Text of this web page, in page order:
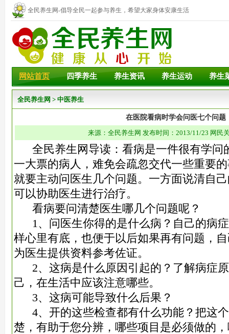
全民养生网-倡导全民一起参与养生，希望大家身体安康生活
幸福！
网站首页 四季养生 养生资讯 养生运动 养生
全民养生网 > 中医养生
在医院看病时学会问医七个问题
来源：全民养生网 发布时间：2013/11/23 网民
全民养生网导读：看病是一件很有学问
一大票的病人，难免会疏忽交代一些重要
就要主动问医生几个问题。一方面说清自
可以协助医生进行治疗。
看病要问清楚医生哪几个问题呢？
1、问医生你得的是什么病？自己的病
样心里有底，也便于以后如果再有问题，
为医生提供资料参考佐证。
2、这病是什么原因引起的？了解病症
己，在生活中应该注意哪些。
3、这病可能导致什么后果？
4、开的这些检查都有什么功能？把这
楚，有助于您分辨，哪些项目是必须做的